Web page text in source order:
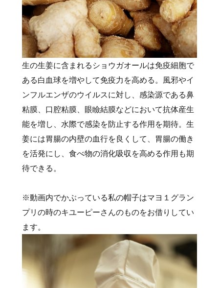
生の生姜に含まれるショウガオールは免疫細胞で
ある白血球を増やして免疫力を高める。風邪やイ
ンフルエンザのウイルスに対し、感染源である鼻
粘膜、口腔粘膜、眼瞼結膜などにおいて抗体産生
能を増し、水際で感染を防止する作用を期待。生
姜には胃腸の内壁の血行を良くして、胃腸の働き
を活発にし、食べ物の消化吸収を高める作用も期
待できる。
※動画内でかぶっている私の帽子はマヨ１グラン
プリの時のキユーピーさんのものをお借りしてい
ます。